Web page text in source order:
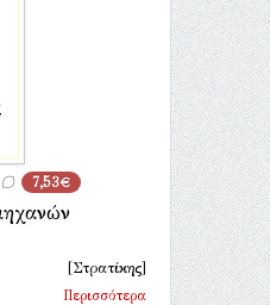
7,53€
[Στρατίκης]
Περισσότερα